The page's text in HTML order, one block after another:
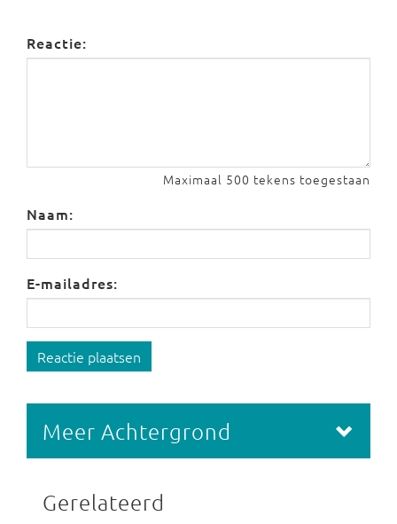
Reactie:
Maximaal 500 tekens toegestaan
Naam:
E-mailadres:
Reactie plaatsen
Meer Achtergrond
Gerelateerd